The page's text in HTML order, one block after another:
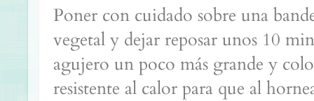
Poner con cuidado sobre una
vegetal y dejar reposar unos 10
agujero un poco más grande y
resistente al calor para que al